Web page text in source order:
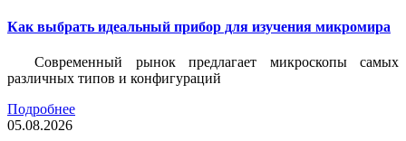
Как выбрать идеальный прибор для изучения микромира
Современный рынок предлагает микроскопы самых
различных типов и конфигураций
Подробнее
05.08.2026